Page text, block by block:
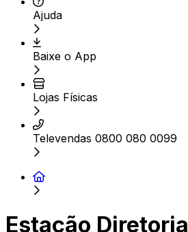
Ajuda
Baixe o App
Lojas Físicas
Televendas 0800 080 0099
Estação Diretoria